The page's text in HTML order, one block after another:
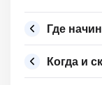
Где
Когда и